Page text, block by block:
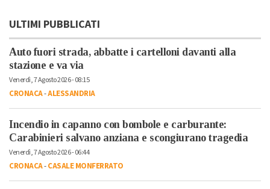
ULTIMI PUBBLICATI
Auto fuori strada, abbatte i cartelloni davanti alla
stazione e va via
Venerdì, 7 Agosto 2026 - 08:15
CRONACA-ALESSANDRIA
Incendio in capanno con bombole e carburante:
Carabinieri salvano anziana e scongiurano tragedia
Venerdì, 7 Agosto 2026 - 06:44
CRONACA-CASALE MONFERRATO